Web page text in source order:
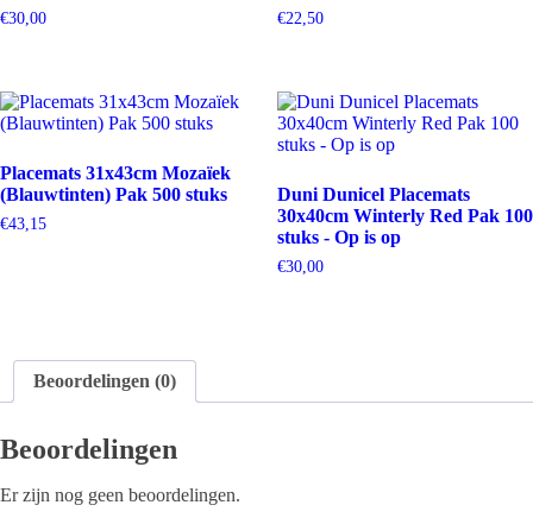
€30,00 €22,50
Placemats 31x43cm Mozaïek
(Blauwtinten) Pak 500 stuks
€43,15
Duni Dunicel Placemats
30x40cm Winterly Red Pak 100
stuks - Op is op
€30,00
Beoordelingen (0)
Beoordelingen
Er zijn nog geen beoordelingen.